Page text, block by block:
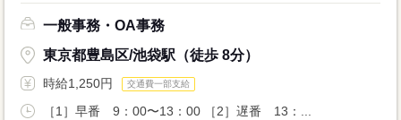
一般事務・OA事務
東京都豊島区/池袋駅（徒歩 8分）
時給1,250円 交通費一部支給
［1］早番 9：00〜13：00 ［2］遅番 13：...